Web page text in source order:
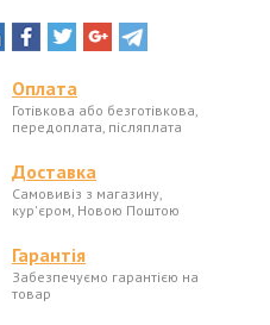
Оплата
Готівкова або безготівкова,
передоплата, післяплата
Доставка
Самовивіз з магазину,
кур'єром, Новою Поштою
Гарантія
Забезпечуємо гарантією на
товар